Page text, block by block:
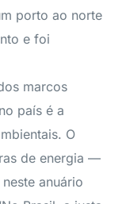
porto ao norte
e foi
marcos
país é a
O
de energia —
anuário